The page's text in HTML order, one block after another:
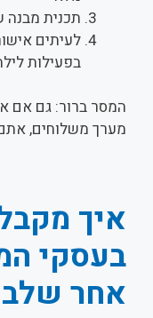
תכנית
לעיתים
בפעילות
המסר ברור: גם אם
מערך משלוחים, אתם
איך
בעסקי
אחר שלב